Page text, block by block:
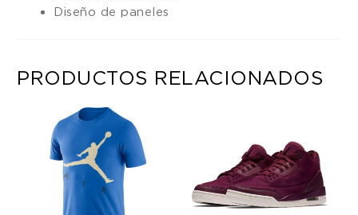
Diseño de paneles
PRODUCTOS RELACIONADOS